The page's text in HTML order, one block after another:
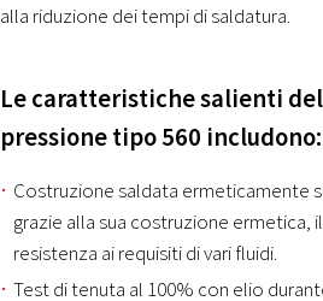
alla riduzione dei tempi di saldatura.
Le caratteristiche salienti
pressione tipo 560 includono:
Costruzione saldata ermeticamente
grazie alla sua costruzione ermetica,
resistenza ai requisiti di vari fluidi.
Test di tenuta al 100% con elio